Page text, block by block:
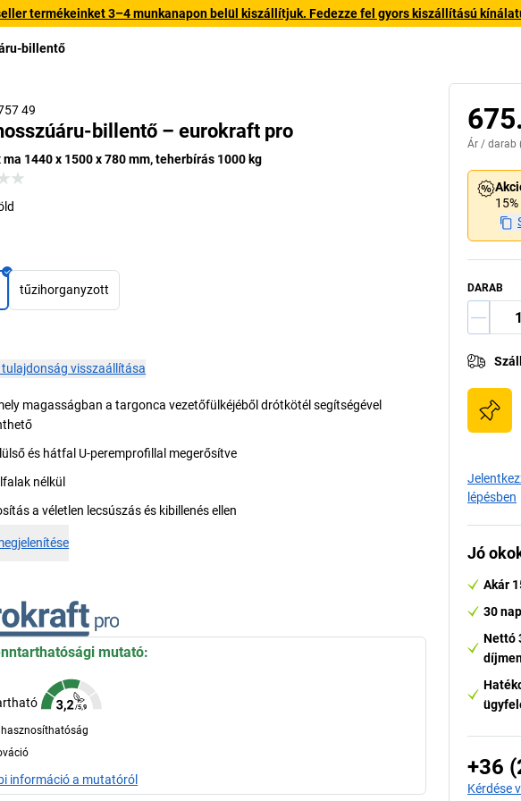
termékeinket 3–4 munkanapon belül kiszállítjuk. Fedezze fel gyors kiszállítású
billentő
49
billentő – eurokraft pro
ma 1440 x 1500 x 780 mm, teherbírás 1000 kg
tűzihorganyzott
tulajdonság visszaállítása
magasságban a targonca vezetőfülkéjéből drótkötél segítségével
és hátfal U-peremprofillal megerősítve
nélkül
a véletlen lecsúszás és kibillenés ellen
mutató:
információ a mutatóról
Ár / darab
DARAB
lépésben
Jó
Akár
30
Nettó
+36
Kérdése